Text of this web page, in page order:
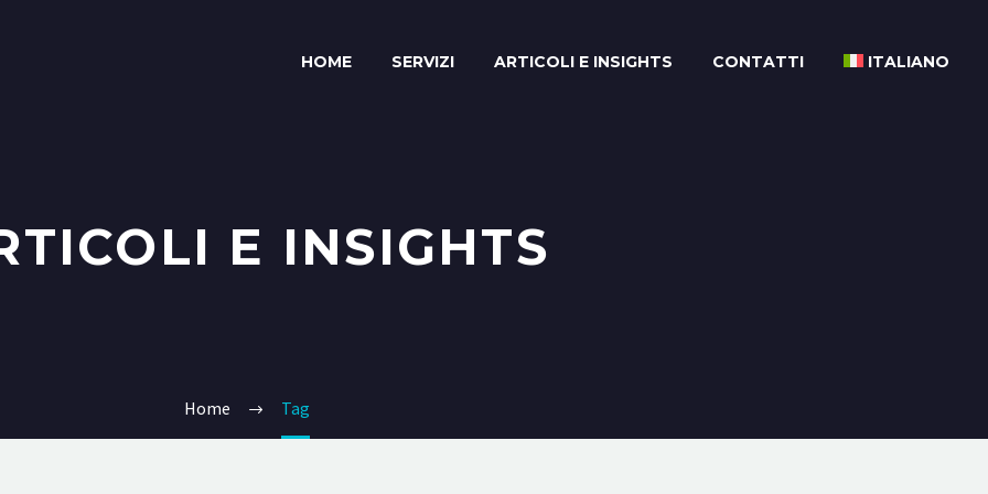
HOME SERVIZI ARTICOLI E INSIGHTS CONTATTI ITALIANO
E INSIGHTS
Home Tag